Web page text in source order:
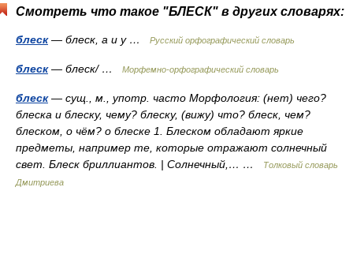
Смотреть что такое "БЛЕСК" в других словарях:
блеск— блеск, а и у … Русский орфографический словарь
блеск— блеск/ … Морфемно-орфографический словарь
блеск— сущ., м., употр. часто Морфология: (нет) чего?
блеска и блеску, чему? блеску, (вижу) что? блеск, чем?
блеском, о чём? о блеске 1. Блеском обладают яркие
предметы, например те, которые отражают солнечный
свет. Блеск бриллиантов. | Солнечный,… …
Толковый словарь
Дмитриева